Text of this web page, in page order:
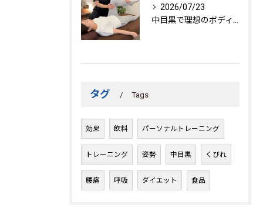
2026/07/23
中目黒で理想のボディを作る方法
タグ Tags
効果 飲料 パーソナルトレーニング
トレーニング 姿勢 中目黒 くびれ
腰痛 呼吸 ダイエット 食品